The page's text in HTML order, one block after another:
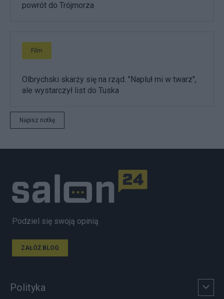
powrót do Trójmorza
Film
Olbrychski skarży się na rząd. "Napluł mi w twarz",
ale wystarczył list do Tuska
Napisz notkę
Podziel się swoją opinią
ZAŁÓŻ BLOG
Polityka